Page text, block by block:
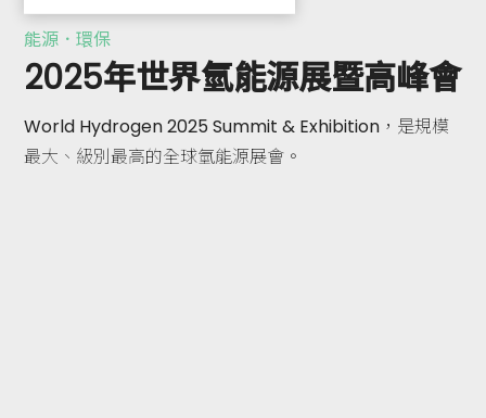
能源．環保
2025年世界氫能源展暨高峰會
World Hydrogen 2025 Summit & Exhibition，是規模
最大、級別最高的全球氫能源展會。